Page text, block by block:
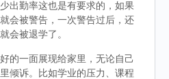
出勤率这也是有要求的，如果
会被警告，一次警告过后，还
会被退学了。
的一面展现给家里，无论自己
倾诉。比如学业的压力、课程